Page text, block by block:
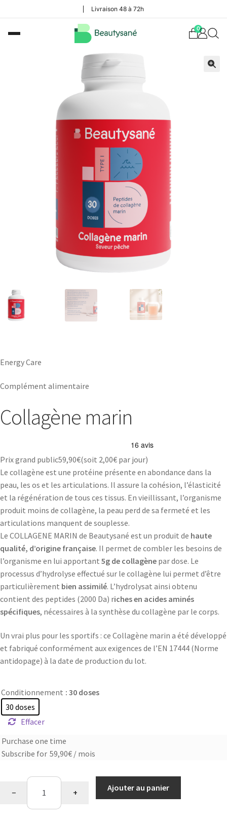
Livraison 48 à 72h
0
Energy Care
Complément alimentaire
Collagène marin
Prix grand public59,90€(soit 2,00€ par jour)
Le collagène est une protéine présente en abondance dans la
peau, les os et les articulations. Il assure la cohésion, l’élasticité
et la régénération de tous ces tissus. En vieillissant, l’organisme
produit moins de collagène, la peau perd de sa fermeté et les
articulations manquent de souplesse.
Le COLLAGENE MARIN de Beautysané est un produit de haute
qualité, d’origine française. Il permet de combler les besoins de
l’organisme en lui apportant 5g de collagène par dose. Le
processus d’hydrolyse effectué sur le collagène lui permet d’être
particulièrement bien assimilé. L’hydrolysat ainsi obtenu
contient des peptides (2000 Da) riches en acides aminés
spécifiques, nécessaires à la synthèse du collagène par le corps.
Un vrai plus pour les sportifs : ce Collagène marin a été développé
et fabriqué conformément aux exigences de l’EN 17444 (Norme
antidopage) à la date de production du lot.
Conditionnement : 30 doses
30 doses
Effacer
Choose
purchase
Purchase one time
Subscribe for 59,90€ / mois
quantité
Collagène
− +
Ajouter au panier